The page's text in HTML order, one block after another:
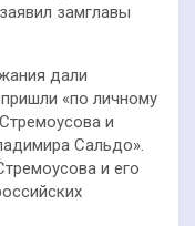
замглавы
дали
«по личному
и
Сальдо».
и его